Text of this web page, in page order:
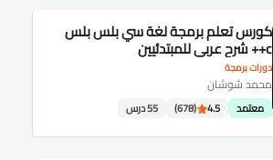
دورات برمجة
كورس تعلم برمجة لغة سي بلس بلس
c++ شرح عربى للمبتدئيين
محمد شوشان
معتمد 4.5
(678) 55 درس